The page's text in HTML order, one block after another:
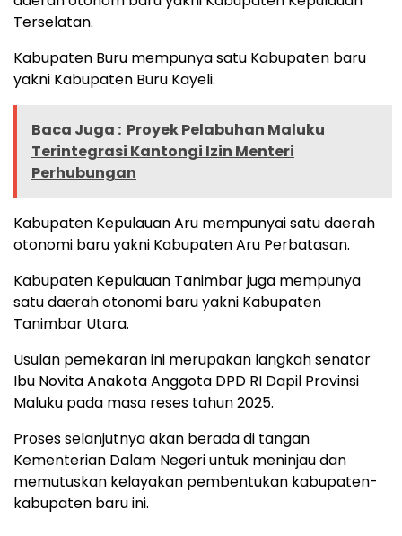
Terselatan.
Kabupaten Buru mempunya satu Kabupaten baru
yakni Kabupaten Buru Kayeli.
Baca Juga : Proyek Pelabuhan Maluku
Terintegrasi Kantongi Izin Menteri
Perhubungan
Kabupaten Kepulauan Aru mempunyai satu daerah
otonomi baru yakni Kabupaten Aru Perbatasan.
Kabupaten Kepulauan Tanimbar juga mempunya
satu daerah otonomi baru yakni Kabupaten
Tanimbar Utara.
Usulan pemekaran ini merupakan langkah senator
Ibu Novita Anakota Anggota DPD RI Dapil Provinsi
Maluku pada masa reses tahun 2025.
Proses selanjutnya akan berada di tangan
Kementerian Dalam Negeri untuk meninjau dan
memutuskan kelayakan pembentukan kabupaten-
kabupaten baru ini.